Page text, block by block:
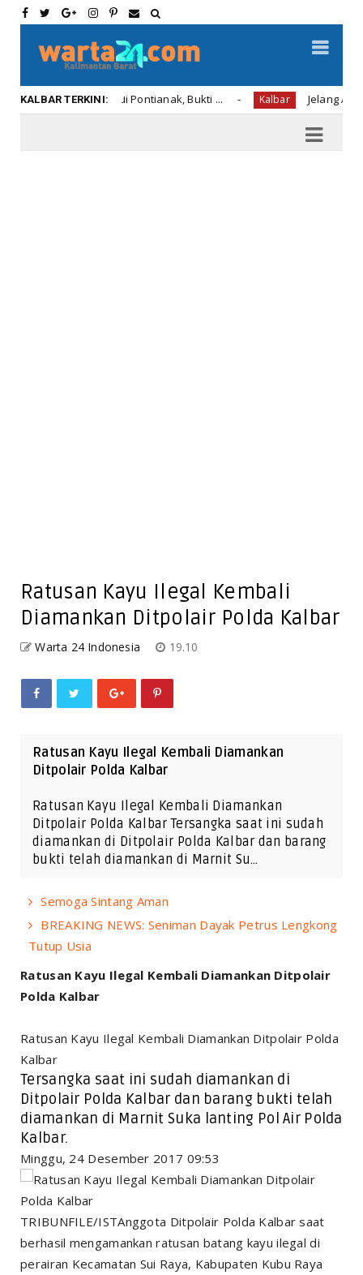
KALBAR TERKINI:
Swasta di Pontianak, Bukti ... Kalbar Jelang Atraksi
Ratusan Kayu Ilegal Kembali
Diamankan Ditpolair Polda Kalbar
Warta 24 Indonesia 19.10
Ratusan Kayu Ilegal Kembali Diamankan
Ditpolair Polda Kalbar
Ratusan Kayu Ilegal Kembali Diamankan
Ditpolair Polda Kalbar Tersangka saat ini sudah
diamankan di Ditpolair Polda Kalbar dan barang
bukti telah diamankan di Marnit Su…
Semoga Sintang Aman
BREAKING NEWS: Seniman Dayak Petrus Lengkong
Tutup Usia
Ratusan Kayu Ilegal Kembali Diamankan Ditpolair
Polda Kalbar
Ratusan Kayu Ilegal Kembali Diamankan Ditpolair Polda
Kalbar
Tersangka saat ini sudah diamankan di
Ditpolair Polda Kalbar dan barang bukti telah
diamankan di Marnit Suka lanting Pol Air Polda
Kalbar.
Minggu, 24 Desember 2017 09:53
TRIBUNFILE/ISTAnggota Ditpolair Polda Kalbar saat
berhasil mengamankan ratusan batang kayu ilegal di
perairan Kecamatan Sui Raya, Kabupaten Kubu Raya